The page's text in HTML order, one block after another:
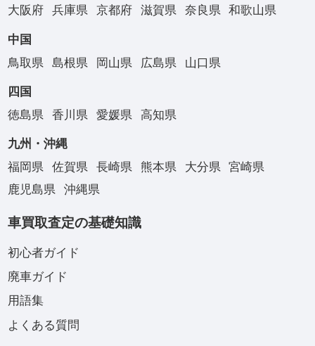
大阪府
兵庫県 京都府 滋賀県 奈良県 和歌山県
中国
鳥取県
島根県 岡山県 広島県 山口県
四国
徳島県
香川県 愛媛県 高知県
九州・沖縄
福岡県
佐賀県 長崎県 熊本県 大分県
宮崎県
鹿児島県
沖縄県
車買取査定の基礎知識
初心者ガイド
廃車ガイド
用語集
よくある質問